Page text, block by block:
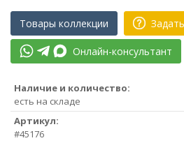
Товары коллекции
Онлайн-консультант
Наличие и количество:
есть на складе
Артикул:
#45176